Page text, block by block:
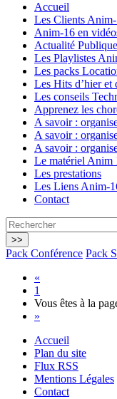
Accueil
Les Clients
Anim-16 en
Actualité
Les Playlistes
Les packs
Les Hits d’hier et
Les conseils
Apprenez les
A savoir :
A savoir :
A savoir :
Le matériel Anim
Les prestations
Les Liens Anim-
Contact
Pack Conférence Pack
«
1
Vous êtes à la
»
Accueil
Plan du site
Flux RSS
Mentions Légales
Contact